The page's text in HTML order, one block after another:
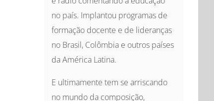
no país. Implantou programas de
formação docente e de lideranças
no Brasil, Colômbia e outros países
da América Latina.
E ultimamente tem se arriscando
no mundo da composição,